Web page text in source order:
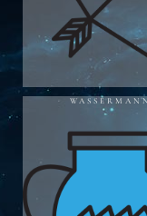
WASSERMANN